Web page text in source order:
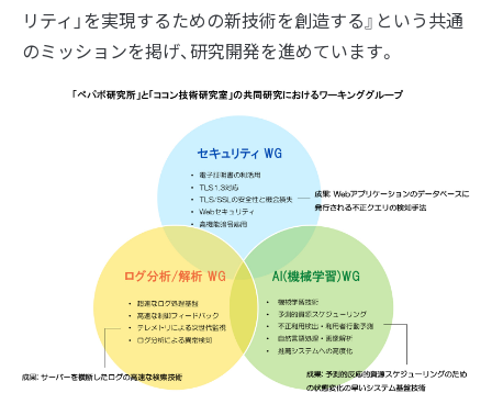
リティ」を実現するための新技術を創造する』という共通
のミッションを掲げ、研究開発を進めています。